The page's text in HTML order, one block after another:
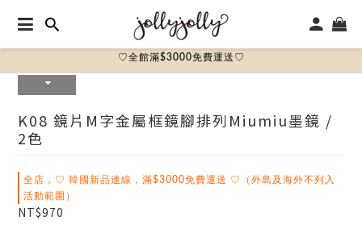
♡全館滿$3000免費運送♡
K08 鏡片m字金屬框鏡腳排列miumiu墨鏡 /
2色
全店，♡ 韓國新品連線，滿$3000免費運送 ♡（外島及海外不列入
活動範圍）
NT$970